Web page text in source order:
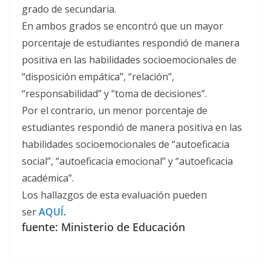
grado de secundaria.
En ambos grados se encontró que un mayor
porcentaje de estudiantes respondió de manera
positiva en las habilidades socioemocionales de
“disposición empática”, “relación”,
“responsabilidad” y “toma de decisiones”.
Por el contrario, un menor porcentaje de
estudiantes respondió de manera positiva en las
habilidades socioemocionales de “autoeficacia
social”, “autoeficacia emocional” y “autoeficacia
académica”.
Los hallazgos de esta evaluación pueden
serAQUÍ.
fuente: Ministerio de Educación